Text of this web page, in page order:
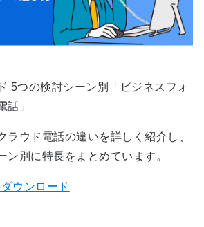
5つの検討シーン別「ビジネスフォ
話」
ラウド電話の違いを​詳しく紹介し、
ン別に特長をまとめています。​
ダウンロード